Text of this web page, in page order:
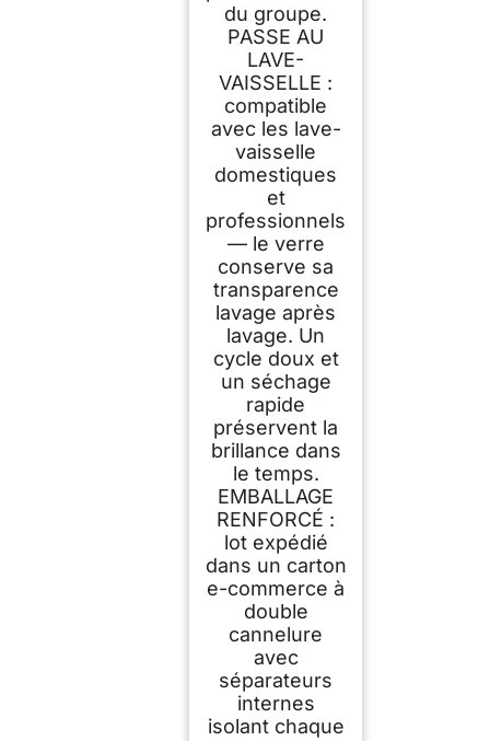
du groupe.
PASSE AU
LAVE-
VAISSELLE :
compatible
avec les lave-
vaisselle
domestiques
et
professionnels
— le verre
conserve sa
transparence
lavage après
lavage. Un
cycle doux et
un séchage
rapide
préservent la
brillance dans
le temps.
EMBALLAGE
RENFORCÉ :
lot expédié
dans un carton
e-commerce à
double
cannelure
avec
séparateurs
internes
isolant chaque